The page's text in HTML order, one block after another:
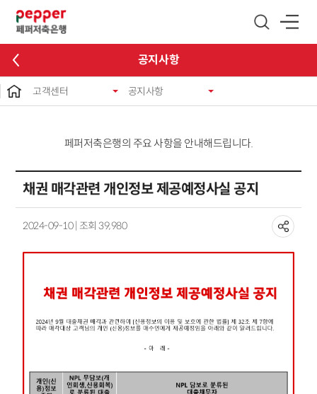
공지사항
고객센터 공지사항
페퍼저축은행의 주요 사항을 안내해드립니다.
채권 매각관련 개인정보 제공예정사실 공지
2024-09-10 | 조회 39,980